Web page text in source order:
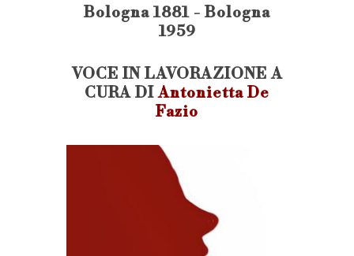
Bologna 1881 - Bologna
1959
VOCE IN LAVORAZIONE A
CURA DIAntonietta De
Fazio